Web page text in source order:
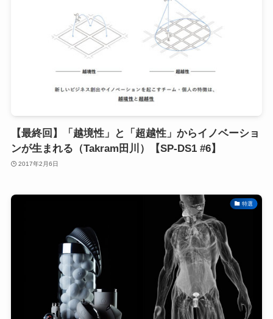
【最終回】「越境性」と「超越性」からイノベーショ
ンが生まれる（Takram田川）【SP-DS1 #6】
2017年2月6日
特選